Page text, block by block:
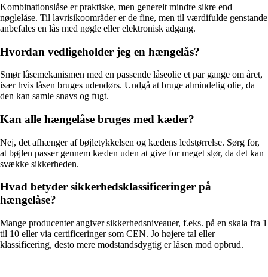
Kombinationslåse er praktiske, men generelt mindre sikre end
nøglelåse. Til lavrisikoområder er de fine, men til værdifulde genstande
anbefales en lås med nøgle eller elektronisk adgang.
Hvordan vedligeholder jeg en hængelås?
Smør låsemekanismen med en passende låseolie et par gange om året,
især hvis låsen bruges udendørs. Undgå at bruge almindelig olie, da
den kan samle snavs og fugt.
Kan alle hængelåse bruges med kæder?
Nej, det afhænger af bøjletykkelsen og kædens ledstørrelse. Sørg for,
at bøjlen passer gennem kæden uden at give for meget slør, da det kan
svække sikkerheden.
Hvad betyder sikkerhedsklassificeringer på
hængelåse?
Mange producenter angiver sikkerhedsniveauer, f.eks. på en skala fra 1
til 10 eller via certificeringer som CEN. Jo højere tal eller
klassificering, desto mere modstandsdygtig er låsen mod opbrud.